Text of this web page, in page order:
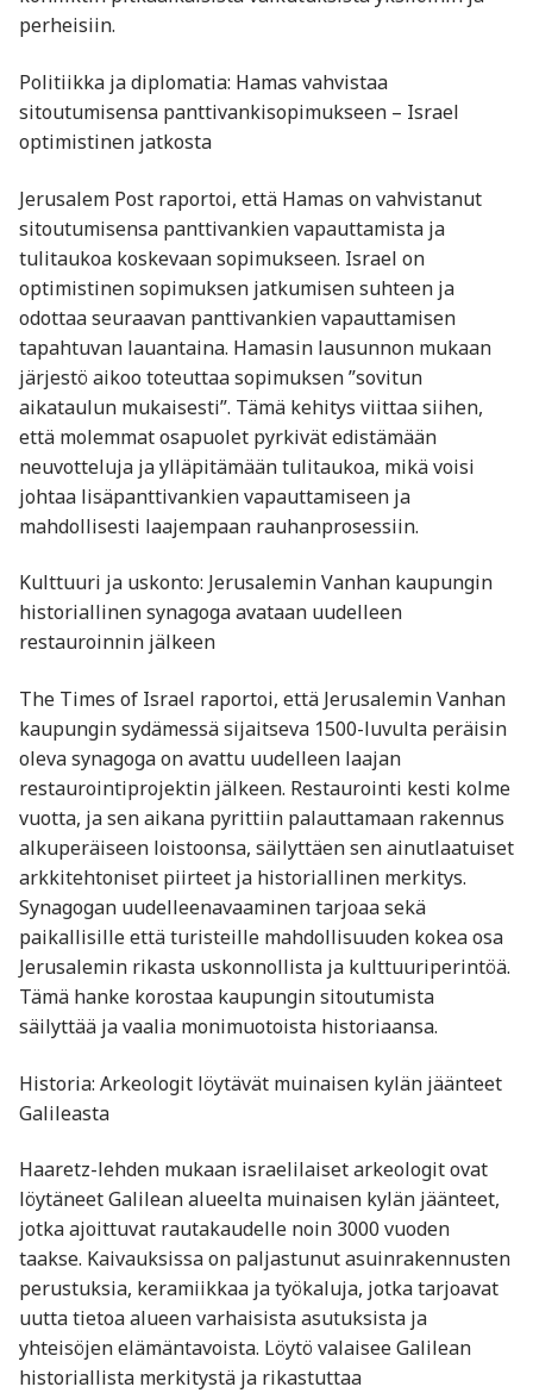
perheisiin.
Politiikka ja diplomatia: Hamas vahvistaa
sitoutumisensa panttivankisopimukseen – Israel
optimistinen jatkosta
Jerusalem Post raportoi, että Hamas on vahvistanut
sitoutumisensa panttivankien vapauttamista ja
tulitaukoa koskevaan sopimukseen. Israel on
optimistinen sopimuksen jatkumisen suhteen ja
odottaa seuraavan panttivankien vapauttamisen
tapahtuvan lauantaina. Hamasin lausunnon mukaan
järjestö aikoo toteuttaa sopimuksen ”sovitun
aikataulun mukaisesti”. Tämä kehitys viittaa siihen,
että molemmat osapuolet pyrkivät edistämään
neuvotteluja ja ylläpitämään tulitaukoa, mikä voisi
johtaa lisäpanttivankien vapauttamiseen ja
mahdollisesti laajempaan rauhanprosessiin.
Kulttuuri ja uskonto: Jerusalemin Vanhan kaupungin
historiallinen synagoga avataan uudelleen
restauroinnin jälkeen
The Times of Israel raportoi, että Jerusalemin Vanhan
kaupungin sydämessä sijaitseva 1500-luvulta peräisin
oleva synagoga on avattu uudelleen laajan
restaurointiprojektin jälkeen. Restaurointi kesti kolme
vuotta, ja sen aikana pyrittiin palauttamaan rakennus
alkuperäiseen loistoonsa, säilyttäen sen ainutlaatuiset
arkkitehtoniset piirteet ja historiallinen merkitys.
Synagogan uudelleenavaaminen tarjoaa sekä
paikallisille että turisteille mahdollisuuden kokea osa
Jerusalemin rikasta uskonnollista ja kulttuuriperintöä.
Tämä hanke korostaa kaupungin sitoutumista
säilyttää ja vaalia monimuotoista historiaansa.
Historia: Arkeologit löytävät muinaisen kylän jäänteet
Galileasta
Haaretz-lehden mukaan israelilaiset arkeologit ovat
löytäneet Galilean alueelta muinaisen kylän jäänteet,
jotka ajoittuvat rautakaudelle noin 3000 vuoden
taakse. Kaivauksissa on paljastunut asuinrakennusten
perustuksia, keramiikkaa ja työkaluja, jotka tarjoavat
uutta tietoa alueen varhaisista asutuksista ja
yhteisöjen elämäntavoista. Löytö valaisee Galilean
historiallista merkitystä ja rikastuttaa